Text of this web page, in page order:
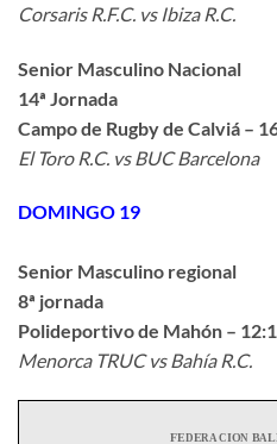
Corsaris R.F.C. vs Ibiza R.C.
Senior Masculino Nacional
14ª Jornada
Campo de Rugby de Calviá –
El Toro R.C. vs BUC Barcelona
DOMINGO 19
Senior Masculino regional
8ª jornada
Polideportivo de Mahón –
Menorca TRUC vs Bahía R.C.